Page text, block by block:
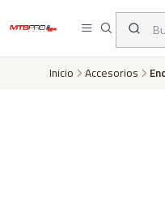
Despachos a todo Chile a través
dependiento de tu ubicación |
Inicio Accesorios